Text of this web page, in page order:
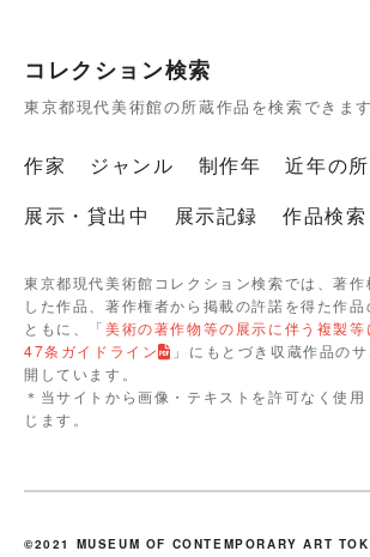
コレクション検索
東京都現代美術館の所蔵作品を検索できます
作家 ジャンル 制作年
近年の
展示・貸出中
展示記録 作品検索
東京都現代美術館コレクション検索では、著作
した作品、著作権者から掲載の許諾を得た作品
ともに、「美術の著作物等の展示に伴う複製
47条ガイドライン
」にもとづき収蔵作品の
開しています。
＊当サイトから画像・テキストを許可なく使
じます。
©2021 MUSEUM OF CONTEMPORARY ART